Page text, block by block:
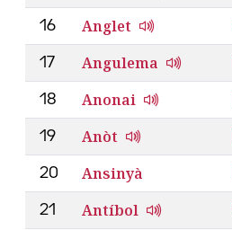
16 Anglet
17 Angulema
18 Anonai
19 Anòt
20 Ansinyà
21 Antíbol